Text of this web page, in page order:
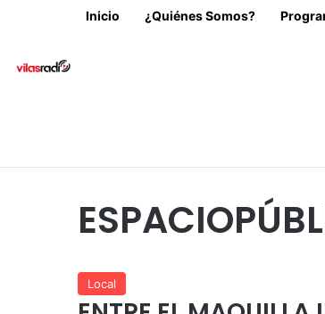
Inicio ¿Quiénes Somos?
Local